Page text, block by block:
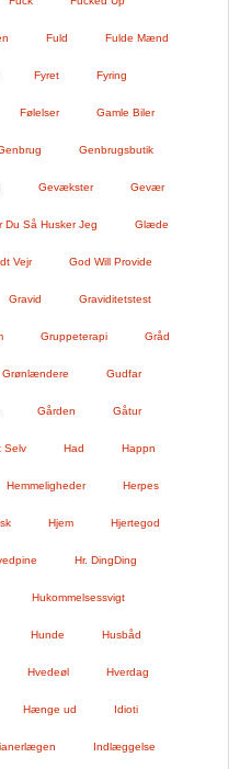
Fuld Fulde Mænd
Fyret Fyring
Følelser Gamle Biler
Genbrugsbutik
Gevækster Gevær
Du Så Husker Jeg Glæde
Vejr God Will Provide
Gravid Graviditetstest
Gruppeterapi Gråd
Grønlændere Gudfar
Gården Gåtur
Selv Had Happn
Hemmeligheder Herpes
Hjem Hjertegod
Hr. DingDing
Hukommelsessvigt
Hunde Husbåd
Hvedeøl Hverdag
Hænge ud Idioti
Indlæggelse